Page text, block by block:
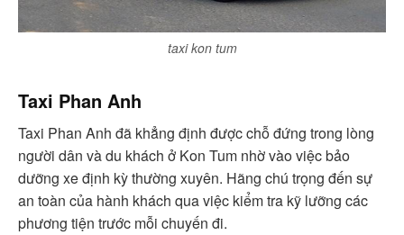
taxi kon tum
Taxi Phan Anh
Taxi Phan Anh đã khẳng định được chỗ đứng trong lòng
người dân và du khách ở Kon Tum nhờ vào việc bảo
dưỡng xe định kỳ thường xuyên. Hãng chú trọng đến sự
an toàn của hành khách qua việc kiểm tra kỹ lưỡng các
phương tiện trước mỗi chuyến đi.